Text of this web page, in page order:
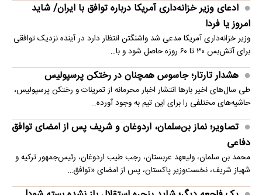
ادعای وزیر خزانه‌داری آمریکا درباره توافق با ایران/ شاید
امروز یا فردا
وزیر خزانه‌داری آمریکا مدعی شد واشنگتن انتظار دارد در آینده نزدیک توافقی
برای آتش‌بس ۳۰ تا ۶۰ روزه حاصل شود و با…
هشدار تارتار؛ جاسوس همچنان در رختکن پرسپولیس
طی سال‌های اخیر بارها انتشار اخبار محرمانه از تمرینات و رختکن پرسپولیس،
حاشیه‌های مختلفی را برای این تیم به وجود آورده…
تصاویر؛ نماز بن‌سلمان، اردوغان و شریف پس از امضای توافق
دفاعی
محمد بن سلمان، ولیعهد عربستان، رجب طیب اردوغان، رئیس‌جمهور ترکیه و
شهباز شریف، نخست‌وزیر پاکستان، پس از امضای «توافق…